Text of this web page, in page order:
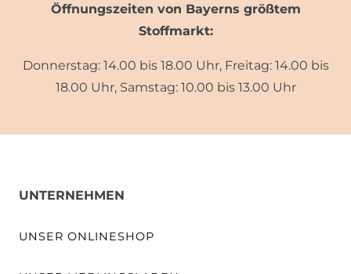
Öffnungszeiten von Bayerns größtem
Stoffmarkt:
Donnerstag: 14.00 bis 18.00 Uhr, Freitag: 14.00 bis
18.00 Uhr, Samstag: 10.00 bis 13.00 Uhr
UNTERNEHMEN
UNSER ONLINESHOP